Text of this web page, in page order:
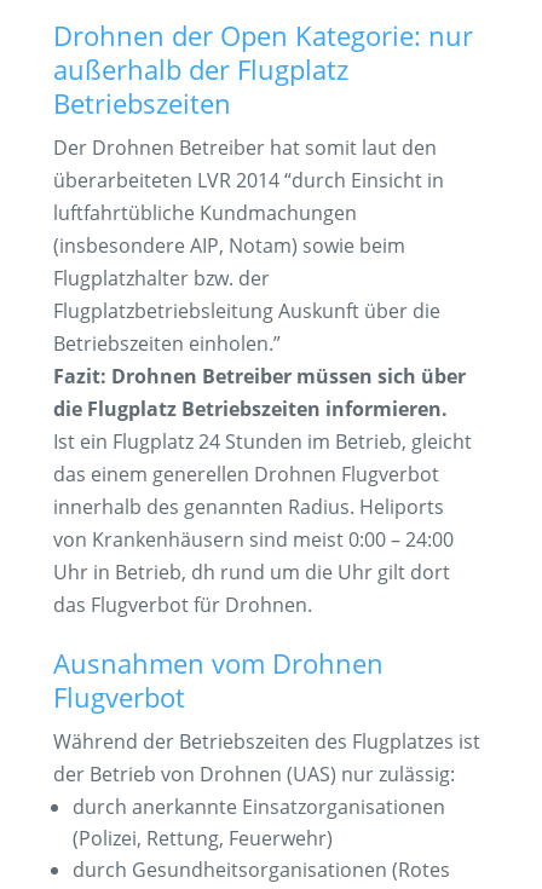
Drohnen der Open Kategorie: nur
außerhalb der Flugplatz
Betriebszeiten
Der Drohnen Betreiber hat somit laut den
überarbeiteten LVR 2014 “durch Einsicht in
luftfahrtübliche Kundmachungen
(insbesondere AIP, Notam) sowie beim
Flugplatzhalter bzw. der
Flugplatzbetriebsleitung Auskunft über die
Betriebszeiten einholen.”
Fazit: Drohnen Betreiber müssen sich über
die Flugplatz Betriebszeiten informieren.
Ist ein Flugplatz 24 Stunden im Betrieb, gleicht
das einem generellen Drohnen Flugverbot
innerhalb des genannten Radius. Heliports
von Krankenhäusern sind meist 0:00 – 24:00
Uhr in Betrieb, dh rund um die Uhr gilt dort
das Flugverbot für Drohnen.
Ausnahmen vom Drohnen
Flugverbot
Während der Betriebszeiten des Flugplatzes ist
der Betrieb von Drohnen (UAS) nur zulässig:
durch anerkannte Einsatzorganisationen
(Polizei, Rettung, Feuerwehr)
durch Gesundheitsorganisationen (Rotes